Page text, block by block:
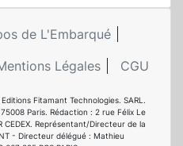
de L'Embarqué
Légales CGU
Fitamant Technologies. SARL.
Paris. Rédaction : 2 rue Félix Le
CEDEX. Représentant/Directeur de la
- Directeur délégué : Mathieu